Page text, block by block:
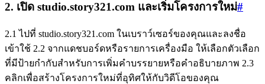
2. เปิด studio.story321.com และเริ่มโครงการใหม่#
2.1 ไปที่ studio.story321.com ในเบราว์เซอร์ของคุณและลงชื่อ
เข้าใช้ 2.2 จากแดชบอร์ดหรือรายการเครื่องมือ ให้เลือกตัวเลือก
ที่มีป้ายกำกับสำหรับการเพิ่มคำบรรยายหรือคำอธิบายภาพ 2.3
คลิกเพื่อสร้างโครงการใหม่ที่อุทิศให้กับวิดีโอของคุณ